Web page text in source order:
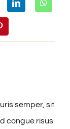
semper, sit
congue risus